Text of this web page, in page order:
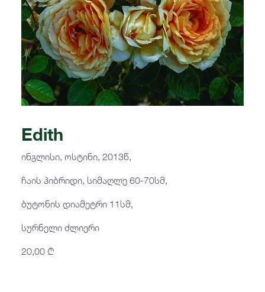
Edith
ინგლისი, ოსტინი, 2013წ,
ჩაის ჰიბრიდი, სიმაღლე 60-70სმ,
ბუტონის დიამეტრი 11სმ,
სურნელი ძლიერი
20,00 ₾